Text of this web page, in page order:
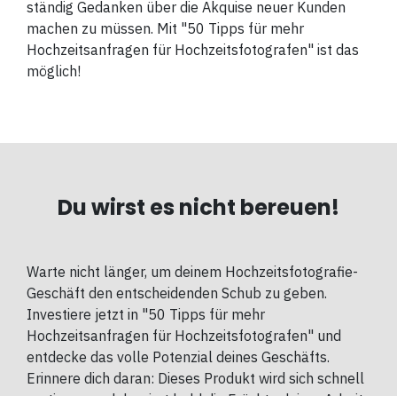
ständig Gedanken über die Akquise neuer Kunden
machen zu müssen. Mit "50 Tipps für mehr
Hochzeitsanfragen für Hochzeitsfotografen" ist das
möglich!
Du wirst es nicht bereuen!
Warte nicht länger, um deinem Hochzeitsfotografie-
Geschäft den entscheidenden Schub zu geben.
Investiere jetzt in "50 Tipps für mehr
Hochzeitsanfragen für Hochzeitsfotografen" und
entdecke das volle Potenzial deines Geschäfts.
Erinnere dich daran: Dieses Produkt wird sich schnell